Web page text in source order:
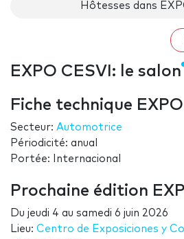
Hôtesses dans
EXPO CESVI: le salon
Fiche technique EXPO
Secteur: Automotrice
Périodicité: anual
Portée: Internacional
Prochaine édition
Du jeudi 4 au samedi 6 juin 2026
Lieu: Centro de Exposiciones y